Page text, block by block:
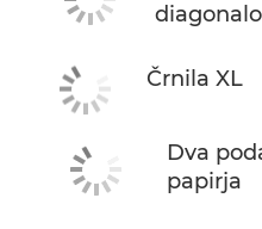
Črnila XL
Dva
papirja